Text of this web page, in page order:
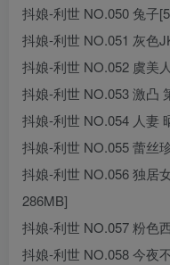
抖娘-利世 NO.050 兔子
抖娘-利世 NO.051 灰色
抖娘-利世 NO.052 虞美
抖娘-利世 NO.053 激凸
抖娘-利世 NO.054 人妻
抖娘-利世 NO.055 蕾丝
抖娘-利世 NO.056 独居
286MB]
抖娘-利世 NO.057 粉色
抖娘-利世 NO.058 今夜